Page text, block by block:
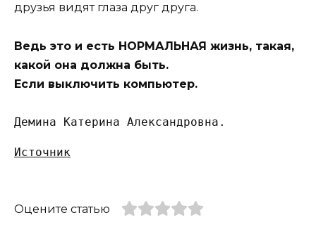
друзья видят глаза друг друга.
Ведь это и есть НОРМАЛЬНАЯ жизнь, такая,
какой она должна быть.
Если выключить компьютер.
Демина Катерина Александровна.
Источник
Оцените статью